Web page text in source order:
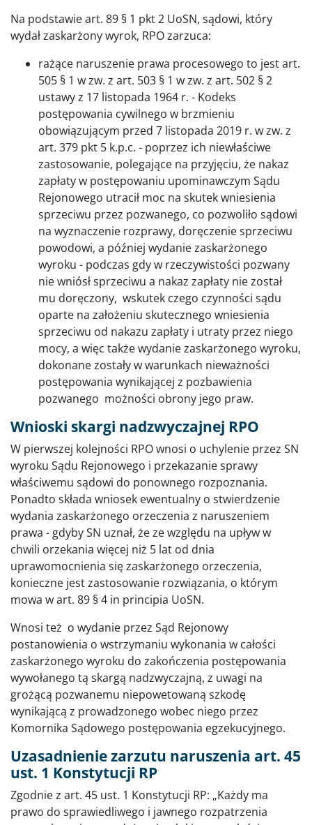
Na podstawie art. 89 § 1 pkt 2 UoSN, sądowi, który
wydał zaskarżony wyrok, RPO zarzuca:
rażące naruszenie prawa procesowego to jest art.
505 § 1 w zw. z art. 503 § 1 w zw. z art. 502 § 2
ustawy z 17 listopada 1964 r. - Kodeks
postępowania cywilnego w brzmieniu
obowiązującym przed 7 listopada 2019 r. w zw. z
art. 379 pkt 5 k.p.c. - poprzez ich niewłaściwe
zastosowanie, polegające na przyjęciu, że nakaz
zapłaty w postępowaniu upominawczym Sądu
Rejonowego utracił moc na skutek wniesienia
sprzeciwu przez pozwanego, co pozwoliło sądowi
na wyznaczenie rozprawy, doręczenie sprzeciwu
powodowi, a później wydanie zaskarżonego
wyroku - podczas gdy w rzeczywistości pozwany
nie wniósł sprzeciwu a nakaz zapłaty nie został
mu doręczony, wskutek czego czynności sądu
oparte na założeniu skutecznego wniesienia
sprzeciwu od nakazu zapłaty i utraty przez niego
mocy, a więc także wydanie zaskarżonego wyroku,
dokonane zostały w warunkach nieważności
postępowania wynikającej z pozbawienia
pozwanego możności obrony jego praw.
Wnioski skargi nadzwyczajnej RPO
W pierwszej kolejności RPO wnosi o uchylenie przez SN
wyroku Sądu Rejonowego i przekazanie sprawy
właściwemu sądowi do ponownego rozpoznania.
Ponadto składa wniosek ewentualny o stwierdzenie
wydania zaskarżonego orzeczenia z naruszeniem
prawa - gdyby SN uznał, że ze względu na upływ w
chwili orzekania więcej niż 5 lat od dnia
uprawomocnienia się zaskarżonego orzeczenia,
konieczne jest zastosowanie rozwiązania, o którym
mowa w art. 89 § 4 in principia UoSN.
Wnosi też o wydanie przez Sąd Rejonowy
postanowienia o wstrzymaniu wykonania w całości
zaskarżonego wyroku do zakończenia postępowania
wywołanego tą skargą nadzwyczajną, z uwagi na
grożącą pozwanemu niepowetowaną szkodę
wynikającą z prowadzonego wobec niego przez
Komornika Sądowego postępowania egzekucyjnego.
Uzasadnienie zarzutu naruszenia art. 45
ust. 1 Konstytucji RP
Zgodnie z art. 45 ust. 1 Konstytucji RP: „Każdy ma
prawo do sprawiedliwego i jawnego rozpatrzenia